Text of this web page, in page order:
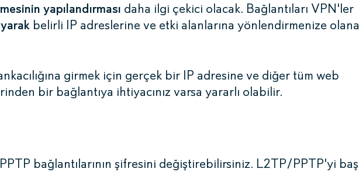
yapılandırması daha ilgi çekici olacak. Bağlantıları VPN'ler
belirli IP adreslerine ve etki alanlarına yönlendirmenize
girmek için gerçek bir IP adresine ve diğer tüm web
bir bağlantıya ihtiyacınız varsa yararlı olabilir.
bağlantılarının şifresini değiştirebilirsiniz. L2TP/PPTP'yi